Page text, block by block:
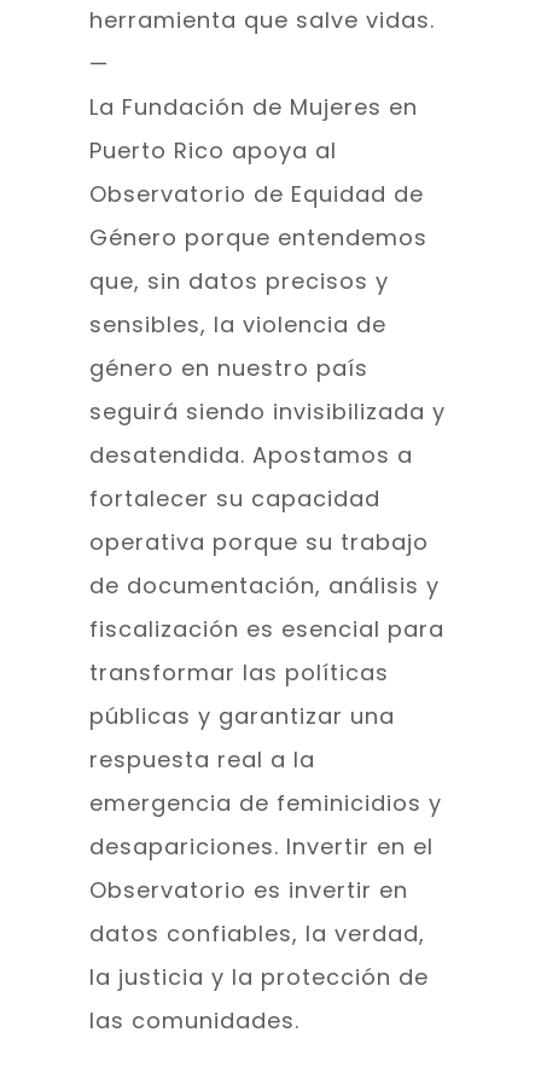
herramienta que salve vidas.
—
La Fundación de Mujeres en
Puerto Rico apoya al
Observatorio de Equidad de
Género porque entendemos
que, sin datos precisos y
sensibles, la violencia de
género en nuestro país
seguirá siendo invisibilizada y
desatendida. Apostamos a
fortalecer su capacidad
operativa porque su trabajo
de documentación, análisis y
fiscalización es esencial para
transformar las políticas
públicas y garantizar una
respuesta real a la
emergencia de feminicidios y
desapariciones. Invertir en el
Observatorio es invertir en
datos confiables, la verdad,
la justicia y la protección de
las comunidades.